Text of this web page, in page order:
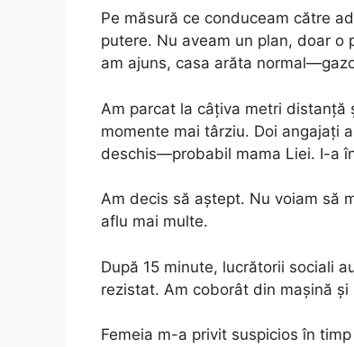
Pe măsură ce conduceam către
putere. Nu aveam un plan, doar o
am ajuns, casa arăta
Am parcat la câțiva metri distanță
momente mai târziu. Doi angajați
deschis—probabil mama Liei. I-a
Am decis să aștept. Nu voiam să
aflu mai multe.
După 15 minute, lucrătorii sociali
rezistat. Am coborât din mașină
Femeia m-a privit suspicios în